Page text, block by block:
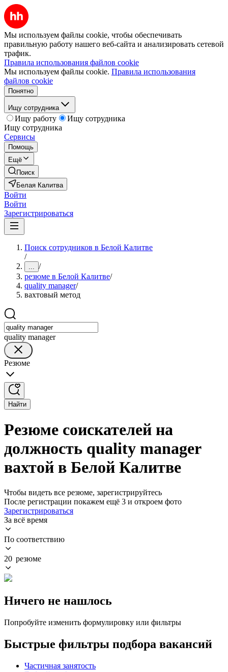
Мы используем файлы cookie, чтобы обеспечивать
правильную работу нашего веб-сайта и анализировать сетевой
трафик.
Правила использования файлов cookie
Мы используем файлы cookie. Правила использования
файлов cookie
Понятно
Ищу сотрудника
Ищу работу
Ищу сотрудника
Ищу сотрудника
Сервисы
Помощь
Ещё
Поиск
Белая Калитва
Войти
Войти
Зарегистрироваться
Поиск сотрудников в Белой Калитве
/
... /
резюме в Белой Калитве/
quality manager/
вахтовый метод
quality manager
Резюме
Найти
Резюме соискателей на
должность quality manager
вахтой в Белой Калитве
Чтобы видеть все резюме, зарегистрируйтесь
После регистрации покажем ещё 3 и откроем фото
Зарегистрироваться
За всё время
По соответствию
20 резюме
Ничего не нашлось
Попробуйте изменить формулировку или фильтры
Быстрые фильтры подбора вакансий
Частичная занятость